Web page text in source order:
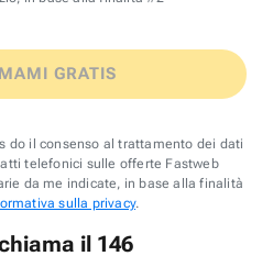
GRATIS
do il consenso al trattamento dei dati
telefonici sulle offerte Fastweb
da me indicate, in base alla finalità
sulla privacy.
il 146